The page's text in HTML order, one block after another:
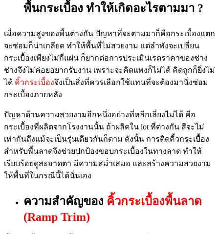
พื้นกระเบื้อง ทำให้เกิดอะไรตามมา ?
เมื่อความสูงของพื้นต่างกัน ปัญหาที่จะตามมาก็คือกระเบื้องแตก
จะซ่อมก็น่าเกลียด ทำให้พื้นที่ไม่สวยงาม แต่ลำพังจะเปลี่ยน
กระเบื้องเพียงไม่กี่แผ่น ก็ยากต่อการประเมินเรตราคาของช่าง
ช่างจึงไม่ค่อยอยากรับงาน เพราะจะคิดแพงก็ไม่ได้ คิดถูกก็ยิ่งไม่
ได้ คิ้วกระเบื้องจึงเป็นสิ่งที่ควรเลือกใช้แทนที่จะต้องมานั่งซ่อม
กระเบื้องภายหลัง
ปัญหาด้านความสวยงามอีกหนึ่งอย่างที่หลีกเลี่ยงไม่ได้ คือ
กระเบื้องที่ผลิตจากโรงงานนั้น ถ้าผลิตใน lot ที่ต่างกัน สีจะไม่
เท่ากันถึงแม้จะเป็นรุ่นเดียวกันก็ตาม ดังนั้น การติดคิ้วกระเบื้อง
สำหรับพื้นลาดจึงช่วยปกป้องขอบกระเบื้องในทางลาด ทำให้
เรียบร้อยดูสะอาดตา มีความสม่ำเสมอ และสร้างความสวยงาม
ให้พื้นที่ในกรณีนี้ได้นั่นเอง
ความสำคัญของ คิ้วกระเบื้องพื้นลาด
(Ramp Trim)